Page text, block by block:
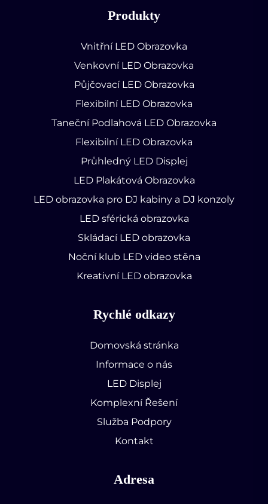
Produkty
Vnitřní LED Obrazovka
Venkovní LED Obrazovka
Půjčovací LED Obrazovka
Flexibilní LED Obrazovka
Taneční Podlahová LED Obrazovka
Flexibilní LED Obrazovka
Průhledný LED Displej
LED Plakátová Obrazovka
LED obrazovka pro DJ kabiny a DJ konzoly
LED sférická obrazovka
Skládací LED obrazovka
Noční klub LED video stěna
Kreativní LED obrazovka
Rychlé odkazy
Domovská stránka
Informace o nás
LED Displej
Komplexní Řešení
Služba Podpory
Kontakt
Adresa